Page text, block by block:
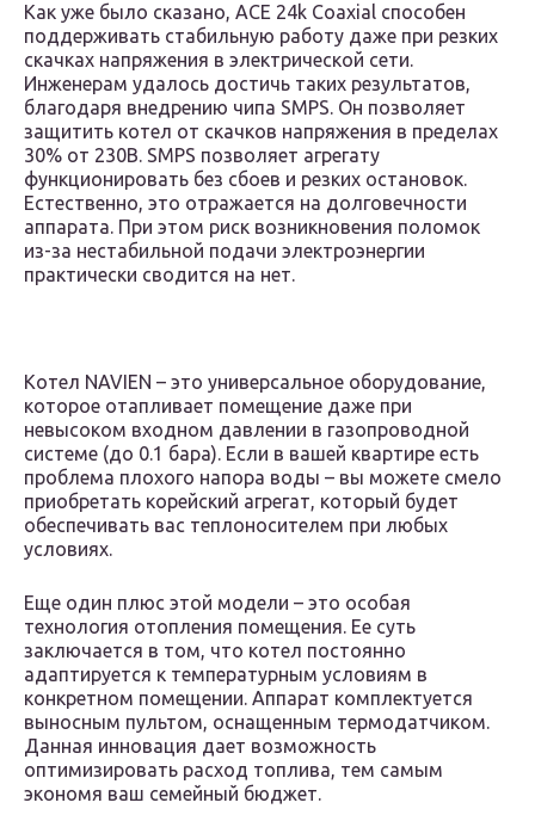
Как уже было сказано, ACE 24k Coaxial способен
поддерживать стабильную работу даже при резких
скачках напряжения в электрической сети.
Инженерам удалось достичь таких результатов,
благодаря внедрению чипа SMPS. Он позволяет
защитить котел от скачков напряжения в пределах
30% от 230В. SMPS позволяет агрегату
функционировать без сбоев и резких остановок.
Естественно, это отражается на долговечности
аппарата. При этом риск возникновения поломок
из-за нестабильной подачи электроэнергии
практически сводится на нет.
Котел NAVIEN – это универсальное оборудование,
которое отапливает помещение даже при
невысоком входном давлении в газопроводной
системе (до 0.1 бара). Если в вашей квартире есть
проблема плохого напора воды – вы можете смело
приобретать корейский агрегат, который будет
обеспечивать вас теплоносителем при любых
условиях.
Еще один плюс этой модели – это особая
технология отопления помещения. Ее суть
заключается в том, что котел постоянно
адаптируется к температурным условиям в
конкретном помещении. Аппарат комплектуется
выносным пультом, оснащенным термодатчиком.
Данная инновация дает возможность
оптимизировать расход топлива, тем самым
экономя ваш семейный бюджет.